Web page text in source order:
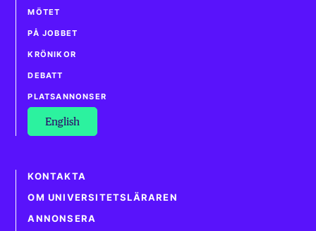
MÖTET
PÅ JOBBET
KRÖNIKOR
DEBATT
PLATSANNONSER
English
KONTAKTA
OM UNIVERSITETSLÄRAREN
ANNONSERA